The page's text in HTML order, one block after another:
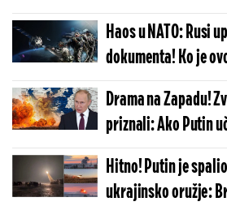
Haos u NATO: Rusi
dokumenta! Ko je
Drama na Zapadu!
priznali: Ako Putin
sveta
Hitno! Putin je
ukrajinsko oružje: